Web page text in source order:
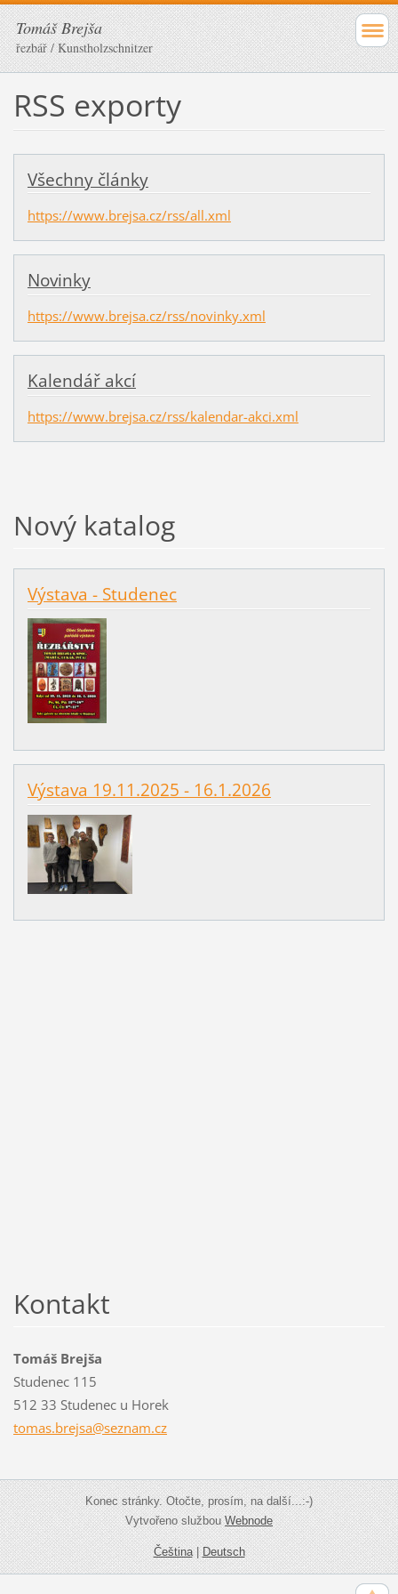
Tomáš Brejša
řezbář / Kunstholzschnitzer
RSS exporty
Všechny články
https://www.brejsa.cz/rss/all.xml
Novinky
https://www.brejsa.cz/rss/novinky.xml
Kalendář akcí
https://www.brejsa.cz/rss/kalendar-akci.xml
Nový katalog
Výstava - Studenec
Výstava 19.11.2025 - 16.1.2026
Kontakt
Tomáš Brejša
Studenec 115
512 33 Studenec u Horek
tomas.brejsa@seznam.cz
Konec stránky. Otočte, prosím, na další...:-)
Vytvořeno službouWebnode
Čeština|Deutsch